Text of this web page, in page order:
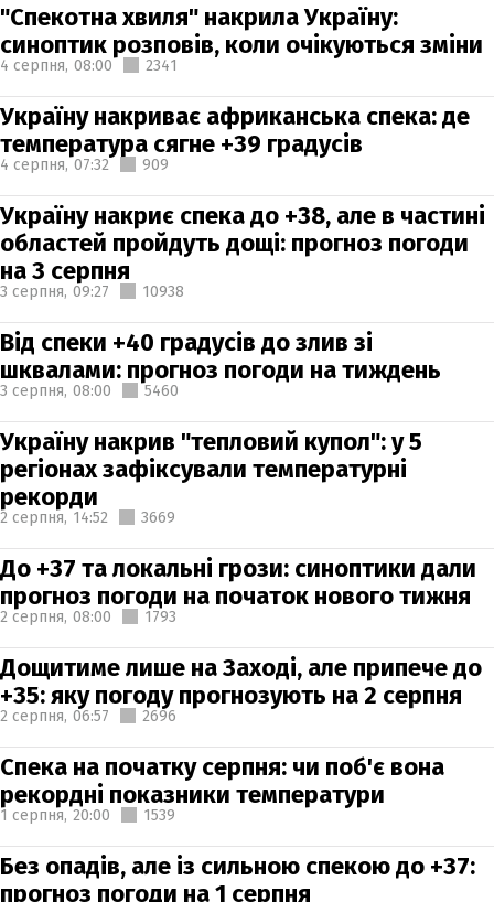
"Спекотна хвиля" накрила Україну:
синоптик розповів, коли очікуються зміни
4 серпня, 08:00 2341
Україну накриває африканська спека: де
температура сягне +39 градусів
4 серпня, 07:32 909
Україну накриє спека до +38, але в частині
областей пройдуть дощі: прогноз погоди
на 3 серпня
3 серпня, 09:27 10938
Від спеки +40 градусів до злив зі
шквалами: прогноз погоди на тиждень
3 серпня, 08:00 5460
Україну накрив "тепловий купол": у 5
регіонах зафіксували температурні
рекорди
2 серпня, 14:52 3669
До +37 та локальні грози: синоптики дали
прогноз погоди на початок нового тижня
2 серпня, 08:00 1793
Дощитиме лише на Заході, але припече до
+35: яку погоду прогнозують на 2 серпня
2 серпня, 06:57 2696
Спека на початку серпня: чи поб'є вона
рекордні показники температури
1 серпня, 20:00 1539
Без опадів, але із сильною спекою до +37:
прогноз погоди на 1 серпня